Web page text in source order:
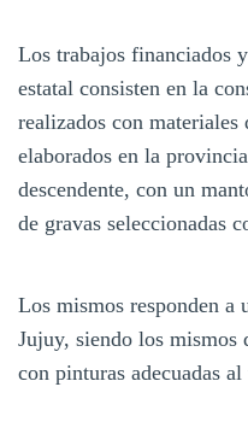
Los trabajos financiados
estatal consisten en la
realizados con
elaborados en la
descendente, con un
de gravas seleccionadas
Los mismos responden a
Jujuy, siendo los mismos
con pinturas adecuadas